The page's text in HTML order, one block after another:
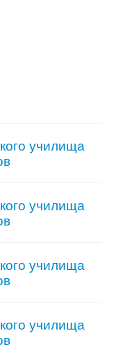
училища
училища
училища
училища